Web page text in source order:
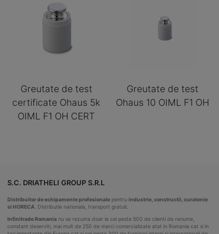
Greutate de test
certificate Ohaus 5k
OIML F1 OH CERT
Greutate de test
Ohaus 10 OIML F1 OH
S.C. DRIATHELI GROUP S.R.L
Distribuitor de echipamente profesionale pentru industrie, constructii, curatenie
si HORECA. Distributie nationala, transport gratuit.
Infinitrade Romania nu se rezuma doar la cei peste 500 de clienti de renume,
constant deserviti, mai mult de 250 de marci comercializate atat in Romania cat si in